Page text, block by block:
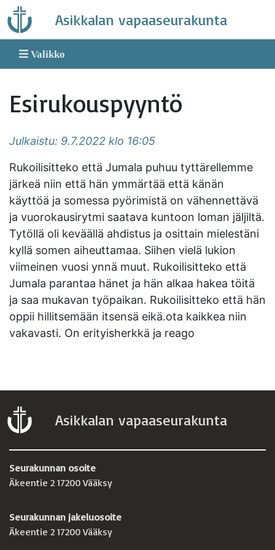
Skip
to
content
Asikkalan vapaaseurakunta
Valikko
Esirukouspyyntö
Julkaistu: 9.7.2022 klo 16:05
Rukoilisitteko että Jumala puhuu tyttärellemme
järkeä niin että hän ymmärtää että känän
käyttöä ja somessa pyörimistä on vähennettävä
ja vuorokausirytmi saatava kuntoon loman jäljiltä.
Tytöllä oli keväällä ahdistus ja osittain mielestäni
kyllä somen aiheuttamaa. Siihen vielä lukion
viimeinen vuosi ynnä muut. Rukoilisitteko että
Jumala parantaa hänet ja hän alkaa hakea töitä
ja saa mukavan työpaikan. Rukoilisitteko että hän
oppii hillitsemään itsensä eikä.ota kaikkea niin
vakavasti. On erityisherkkä ja reago
Asikkalan vapaaseurakunta
Seurakunnan osoite
Äkeentie 2 17200 Vääksy
Seurakunnan jakeluosoite
Äkeentie 2 17200 Vääksy